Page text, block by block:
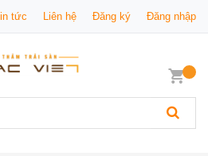
tức Liên hệ Đăng ký Đăng nhập